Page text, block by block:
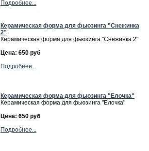
Подробнее...
Керамическая форма для фьюзинга "Снежинка
2"
Керамическая форма для фьюзинга "Снежинка 2"
Цена: 650 руб
Подробнее...
Керамическая форма для фьюзинга "Елочка"
Керамическая форма для фьюзинга "Елочка"
Цена: 650 руб
Подробнее...